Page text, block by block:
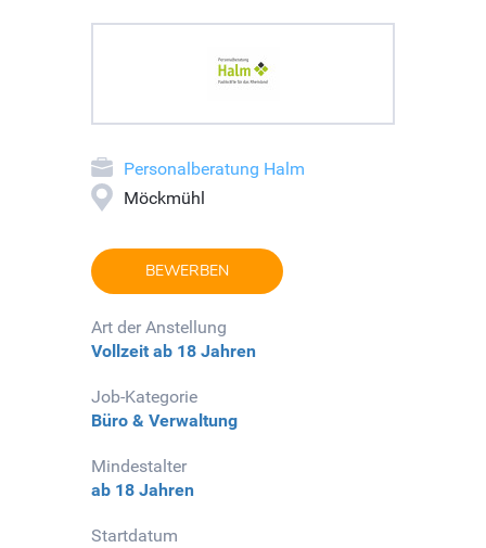
Personalberatung Halm
Möckmühl
BEWERBEN
Art der Anstellung
Vollzeit ab 18 Jahren
Job-Kategorie
Büro & Verwaltung
Mindestalter
ab 18 Jahren
Startdatum